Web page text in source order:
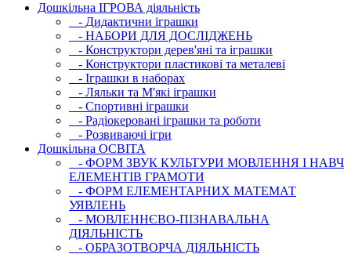
Дошкільна ІГРОВА діяльність
- Дидактични іграшки
- НАБОРИ ДЛЯ ДОСЛІДЖЕНЬ
- Конструктори дерев'яні та іграшки
- Конструктори пластикові та металеві
- Іграшки в наборах
- Ляльки та М'які іграшки
- Спортивні іграшки
- Радіокеровані іграшки та роботи
- Розвиваючі ігри
Дошкільна ОСВIТА
- ФОРМ ЗВУК КУЛЬТУРИ МОВЛЕННЯ І НАВЧ
ЕЛЕМЕНТІВ ГРАМОТИ
- ФОРМ ЕЛЕМЕНТАРНИХ МАТЕМАТ
УЯВЛЕНЬ
- МОВЛЕННЄВО-ПІЗНАВАЛЬНА
ДІЯЛЬНІСТЬ
- ОБРАЗОТВОРЧА ДІЯЛЬНІСТЬ